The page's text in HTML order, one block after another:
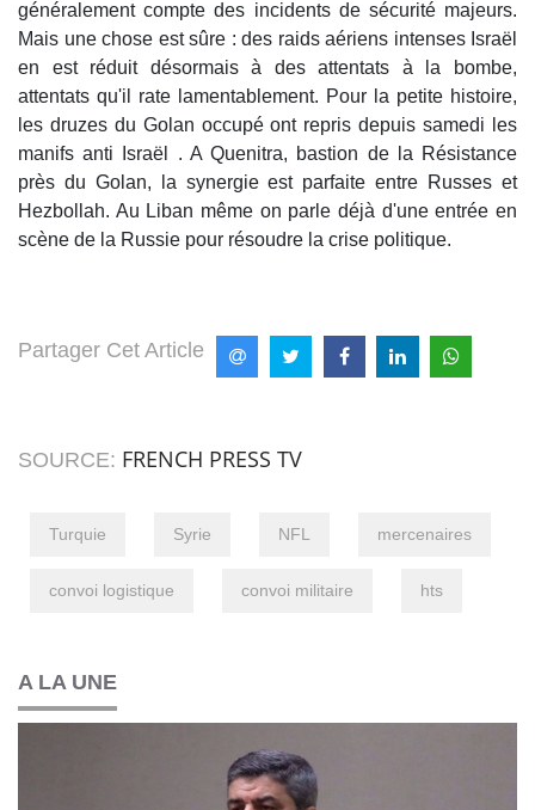
généralement compte des incidents de sécurité majeurs.
Mais une chose est sûre : des raids aériens intenses Israël
en est réduit désormais à des attentats à la bombe,
attentats qu'il rate lamentablement. Pour la petite histoire,
les druzes du Golan occupé ont repris depuis samedi les
manifs anti Israël . A Quenitra, bastion de la Résistance
près du Golan, la synergie est parfaite entre Russes et
Hezbollah. Au Liban même on parle déjà d'une entrée en
scène de la Russie pour résoudre la crise politique.
Partager Cet Article
SOURCE: FRENCH PRESS TV
Turquie Syrie NFL mercenaires
convoi logistique convoi militaire hts
A LA UNE